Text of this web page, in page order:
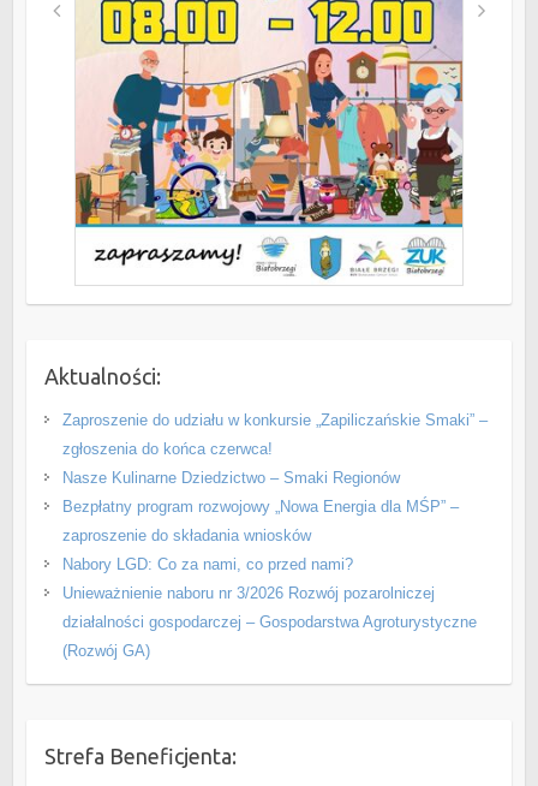
Aktualności:
Zaproszenie do udziału w konkursie „Zapiliczańskie Smaki” –
zgłoszenia do końca czerwca!
Nasze Kulinarne Dziedzictwo – Smaki Regionów
Bezpłatny program rozwojowy „Nowa Energia dla MŚP” –
zaproszenie do składania wniosków
Nabory LGD: Co za nami, co przed nami?
Unieważnienie naboru nr 3/2026 Rozwój pozarolniczej
działalności gospodarczej – Gospodarstwa Agroturystyczne
(Rozwój GA)
Strefa Beneficjenta: